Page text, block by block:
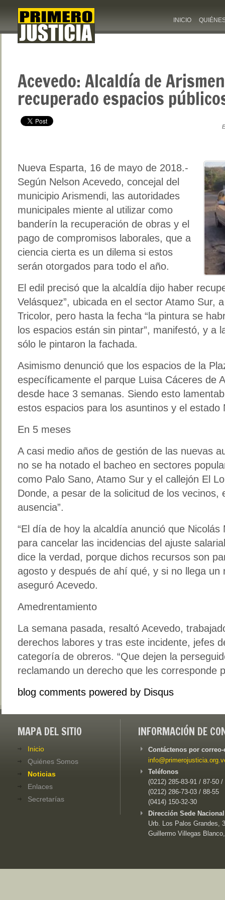
INICIO
Acevedo: Alcaldía de
recuperado espacios
Nueva Esparta, 16 de mayo de 2018.-
Según Nelson Acevedo, concejal del
municipio Arismendi, las autoridades
municipales miente al utilizar como
banderín la recuperación de obras y el
pago de compromisos laborales, que a
ciencia cierta es un dilema si estos
serán otorgados para todo el año.
El edil precisó que la alcaldía dijo haber
Velásquez”, ubicada en el sector Atamo Sur,
Tricolor, pero hasta la fecha “la pintura se
los espacios están sin pintar”, manifestó, y a
sólo le pintaron la fachada.
Asimismo denunció que los espacios de la
específicamente el parque Luisa Cáceres de
desde hace 3 semanas. Siendo esto
estos espacios para los asuntinos y el estado
En 5 meses
A casi medio años de gestión de las nuevas
no se ha notado el bacheo en sectores
como Palo Sano, Atamo Sur y el callejón El
Donde, a pesar de la solicitud de los vecinos,
ausencia”.
“El día de hoy la alcaldía anunció que
para cancelar las incidencias del ajuste
dice la verdad, porque dichos recursos son
agosto y después de ahí qué, y si no llega un
aseguró Acevedo.
Amedrentamiento
La semana pasada, resaltó Acevedo,
derechos labores y tras este incidente, jefes
categoría de obreros. “Que dejen la
reclamando un derecho que les corresponde
blog comments powered by Disqus
MAPA DEL SITIO
Inicio
Quiénes Somos
Noticias
Enlaces
Secretarías
INFORMACIÓN DE
Contáctenos por
Teléfonos
(0212) 285-83-91 / 87-50 /
(0212) 286-73-03 / 88-55
(0414) 150-32-30
Dirección Sede
Urb. Los Palos Grandes,
Guillermo Villegas